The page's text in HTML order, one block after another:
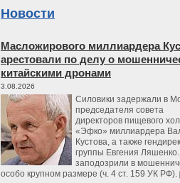
Новости
Масложирового миллиардера
арестовали по делу о
китайскими дронами
3.08.2026
Силовики задержали в
председателя совета
директоров пищевого
«Эфко» миллиардера
Кустова, а также
группы Евгения
заподозрили в
особо крупном размере (ч. 4 ст. 159 УК РФ).